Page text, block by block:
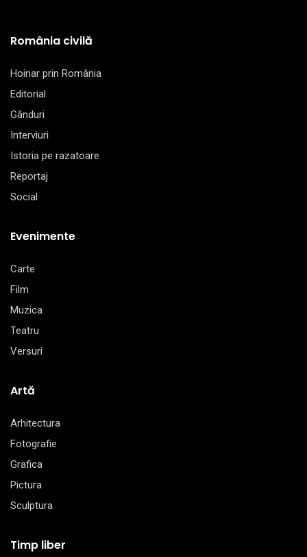
România civilă
Hoinar prin România
Editorial
Gânduri
Interviuri
Istoria pe razatoare
Reportaj
Social
Evenimente
Carte
Film
Muzica
Teatru
Versuri
Artă
Arhitectura
Fotografie
Grafica
Pictura
Sculptura
Timp liber